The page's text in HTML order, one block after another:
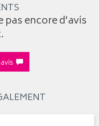
encore d’avis